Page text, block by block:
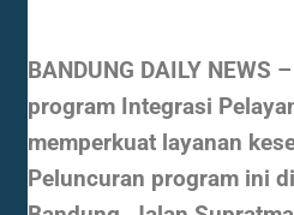
BANDUNG DAILY
program Integrasi
memperkuat layanan
Peluncuran program ini